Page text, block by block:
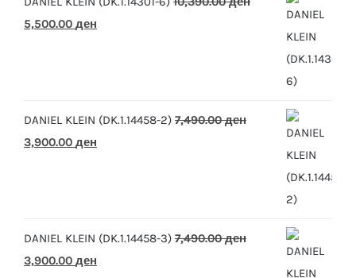
Original
5,500.00 ден
DANIEL KLEIN (DK.1.14458-2) 7,490.00ден
Original
3,900.00 ден
DANIEL KLEIN (DK.1.14458-3) 7,490.00ден
Original
3,900.00 ден